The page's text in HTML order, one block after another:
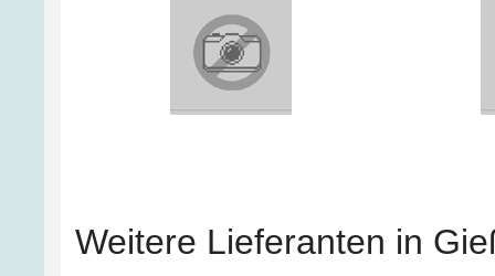
Weitere Lieferanten in